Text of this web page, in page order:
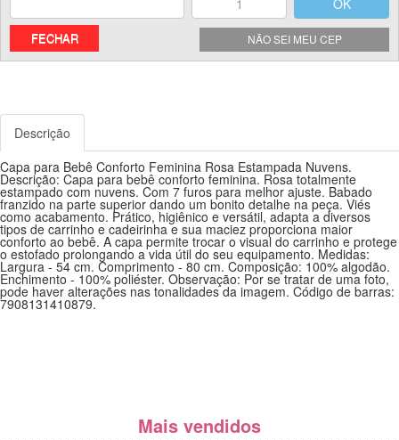
NÃO SEI MEU CEP
FECHAR
Descrição
Capa para Bebê Conforto Feminina Rosa Estampada Nuvens.
Descrição: Capa para bebê conforto feminina. Rosa totalmente
estampado com nuvens. Com 7 furos para melhor ajuste. Babado
franzido na parte superior dando um bonito detalhe na peça. Viés
como acabamento. Prático, higiênico e versátil, adapta a diversos
tipos de carrinho e cadeirinha e sua maciez proporciona maior
conforto ao bebê. A capa permite trocar o visual do carrinho e protege
o estofado prolongando a vida útil do seu equipamento. Medidas:
Largura - 54 cm. Comprimento - 80 cm. Composição: 100% algodão.
Enchimento - 100% poliéster. Observação: Por se tratar de uma foto,
pode haver alterações nas tonalidades da imagem. Código de barras:
7908131410879.
Mais vendidos